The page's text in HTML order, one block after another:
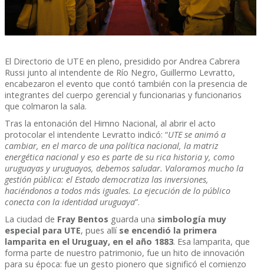
El Directorio de UTE en pleno, presidido por Andrea Cabrera
Russi junto al intendente de Río Negro, Guillermo Levratto,
encabezaron el evento que contó también con la presencia de
integrantes del cuerpo gerencial y funcionarias y funcionarios
que colmaron la sala.
Tras la entonación del Himno Nacional, al abrir el acto
protocolar el intendente Levratto indicó: “UTE se animó a
cambiar, en el marco de una política nacional, la matriz
energética nacional y eso es parte de su rica historia y, como
uruguayas y uruguayos, debemos saludar. Valoramos mucho la
gestión pública: el Estado democratiza las inversiones,
haciéndonos a todos más iguales. La ejecución de lo público
conecta con la identidad uruguaya”.
La ciudad de Fray Bentos guarda una simbología muy
especial para UTE, pues allí se encendió la primera
lamparita en el Uruguay, en el año 1883. Esa lamparita, que
forma parte de nuestro patrimonio, fue un hito de innovación
para su época: fue un gesto pionero que significó el comienzo